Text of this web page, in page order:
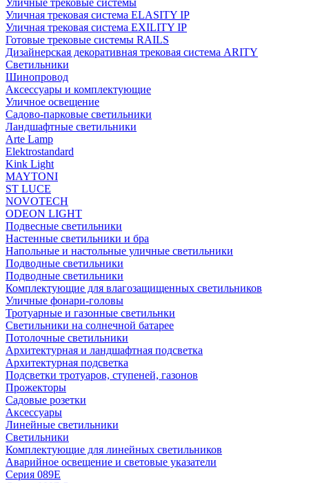
Уличные трековые системы
Уличная трековая система ELASITY IP
Уличная трековая система EXILITY IP
Готовые трековые системы RAILS
Дизайнерская декоративная трековая система ARITY
Светильники
Шинопровод
Аксессуары и комплектующие
Уличное освещение
Садово-парковые светильники
Ландшафтные светильники
Arte Lamp
Elektrostandard
Kink Light
MAYTONI
ST LUCE
NOVOTECH
ODEON LIGHT
Подвесные светильники
Настенные светильники и бра
Напольные и настольные уличные светильники
Подводные светильники
Подводные светильники
Комплектующие для влагозащищенных светильников
Уличные фонари-головы
Тротуарные и газонные светильнки
Светильники на солнечной батарее
Потолочные светильники
Архитектурная и ландшафтная подсветка
Архитектурная подсветка
Подсветки тротуаров, ступеней, газонов
Прожекторы
Садовые розетки
Аксессуары
Линейные светильники
Светильники
Комплектующие для линейных светильников
Аварийное освещение и световые указатели
Серия 089E